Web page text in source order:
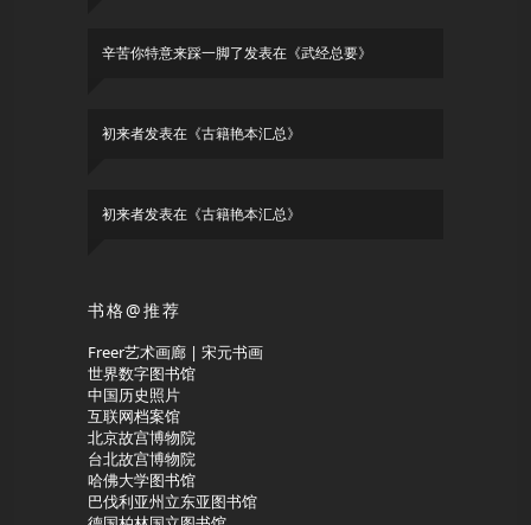
辛苦你特意来踩一脚了发表在《武经总要》
初来者发表在《古籍艳本汇总》
初来者发表在《古籍艳本汇总》
书格@推荐
Freer艺术画廊 | 宋元书画
世界数字图书馆
中国历史照片
互联网档案馆
北京故宫博物院
台北故宫博物院
哈佛大学图书馆
巴伐利亚州立东亚图书馆